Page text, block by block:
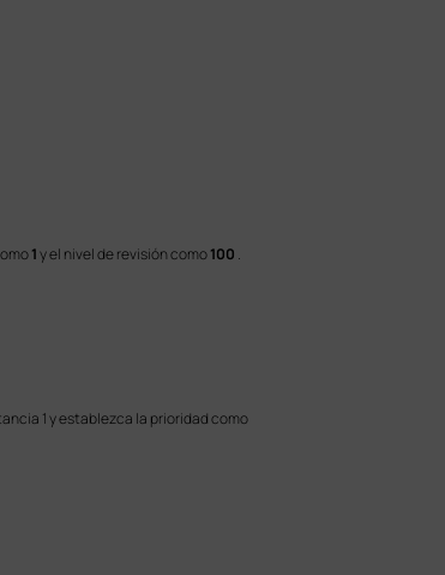
1y el nivel de revisión como100 .
1 y establezca la prioridad como